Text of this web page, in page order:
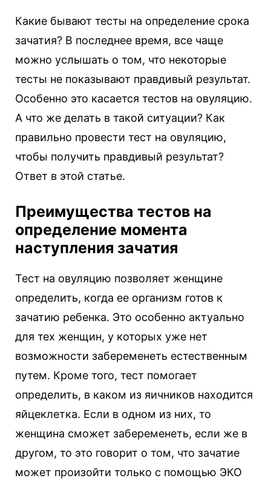
Какие бывают тесты на определение срока
зачатия? В последнее время, все чаще
можно услышать о том, что некоторые
тесты не показывают правдивый результат.
Особенно это касается тестов на овуляцию.
А что же делать в такой ситуации? Как
правильно провести тест на овуляцию,
чтобы получить правдивый результат?
Ответ в этой статье.
Преимущества тестов на
определение момента
наступления зачатия
Тест на овуляцию позволяет женщине
определить, когда ее организм готов к
зачатию ребенка. Это особенно актуально
для тех женщин, у которых уже нет
возможности забеременеть естественным
путем. Кроме того, тест помогает
определить, в каком из яичников находится
яйцеклетка. Если в одном из них, то
женщина сможет забеременеть, если же в
другом, то это говорит о том, что зачатие
может произойти только с помощью ЭКО